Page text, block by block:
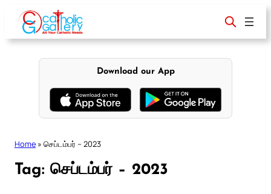
content
Download our App
Home » செப்டம்பர் – 2023
Tag: செப்டம்பர் – 2023